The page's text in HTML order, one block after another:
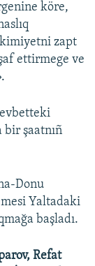
köre,
zapt
ettirmege ve
bir şaatnıñ
Donu
Yaltadaki
başladı.
Refat